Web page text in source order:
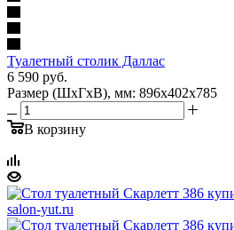
Туалетный столик Даллас
6 590 руб.
Размер (ШхГхВ), мм: 896х402х785
В корзину